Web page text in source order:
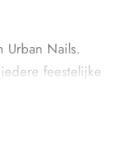
Nails.
feestelijke